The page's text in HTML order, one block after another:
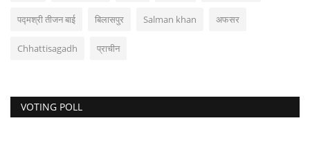
पद्मश्री तीजन बाई बिलासपुर Salman khan अफसर
Chhattisagadh प्राचीन
VOTING POLL